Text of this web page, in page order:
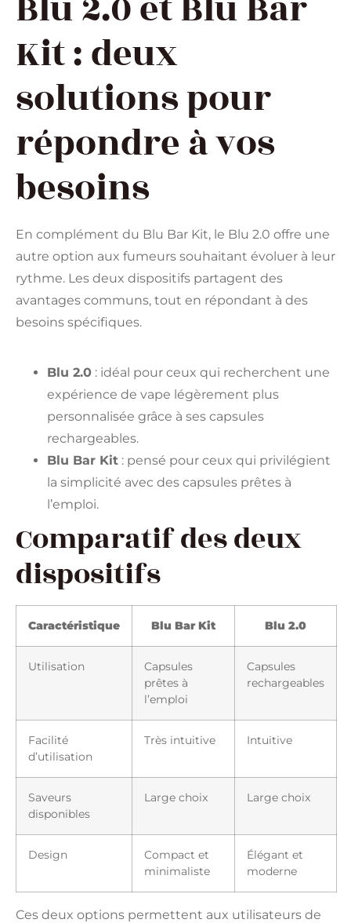
Kit : deux
solutions pour
répondre à vos
besoins
En complément du Blu Bar Kit, le Blu 2.0 offre une
autre option aux fumeurs souhaitant évoluer à leur
rythme. Les deux dispositifs partagent des
avantages communs, tout en répondant à des
besoins spécifiques.
Blu 2.0 : idéal pour ceux qui recherchent une
expérience de vape légèrement plus
personnalisée grâce à ses capsules
rechargeables.
Blu Bar Kit : pensé pour ceux qui privilégient
la simplicité avec des capsules prêtes à
l’emploi.
Comparatif des deux
dispositifs
Caractéristique Blu Bar Kit Blu 2.0
Utilisation
Capsules
prêtes à
l’emploi
Capsules
rechargeables
Facilité
d’utilisation
Très intuitive Intuitive
Saveurs
disponibles
Large choix Large choix
Design
Compact et
minimaliste
Élégant et
moderne
Ces deux options permettent aux utilisateurs de